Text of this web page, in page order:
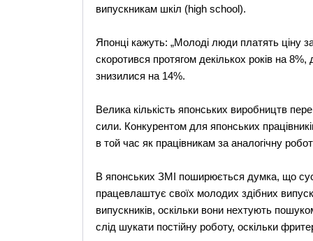
випускникам шкіл (high school).
Японці кажуть: „Молоді люди платять ціну
скоротився протягом декількох років на
знизилися на 14%.
Велика кількість японських виробництв
сили. Конкурентом для японських
в той час як працівникам за аналогічну
В японських ЗМІ поширюється думка, що
працевлаштує своїх молодих здібних
випускників, оскільки вони нехтують
слід шукати постійну роботу, оскільки